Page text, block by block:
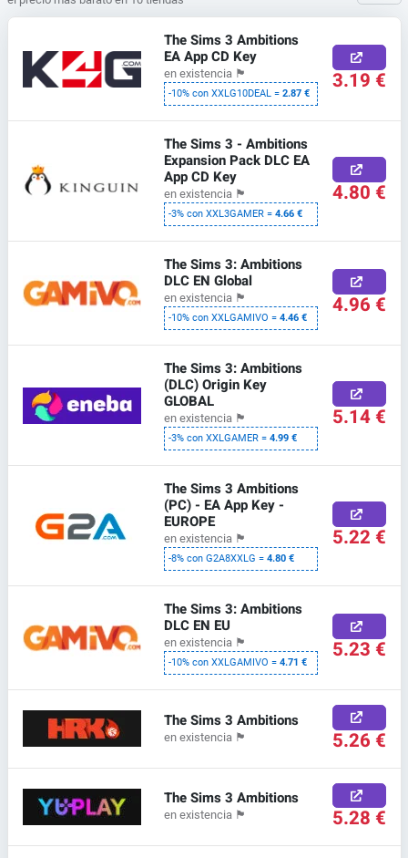
The Sims 3 Ambitions
EA App CD Key
en existencia 🏴
-10% con XXLG10DEAL =2.87 € 3.19 €
The Sims 3 - Ambitions
Expansion Pack DLC EA
App CD Key
en existencia 🏴
-3% con XXL3GAMER =4.66 €
4.80 €
The Sims 3: Ambitions
DLC EN Global
en existencia 🏴
-10% con XXLGAMIVO =4.46 € 4.96 €
The Sims 3: Ambitions
(DLC) Origin Key
GLOBAL
en existencia 🏴
-3% con XXLGAMER =4.99 €
5.14 €
The Sims 3 Ambitions
(PC) - EA App Key -
EUROPE
en existencia 🏴
-8% con G2A8XXLG =4.80 €
5.22 €
The Sims 3: Ambitions
DLC EN EU
en existencia 🏴
-10% con XXLGAMIVO =4.71 € 5.23 €
The Sims 3 Ambitions
en existencia 🏴 5.26 €
The Sims 3 Ambitions
en existencia 🏴 5.28 €